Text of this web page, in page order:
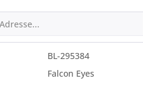
BL-295384
Falcon Eyes